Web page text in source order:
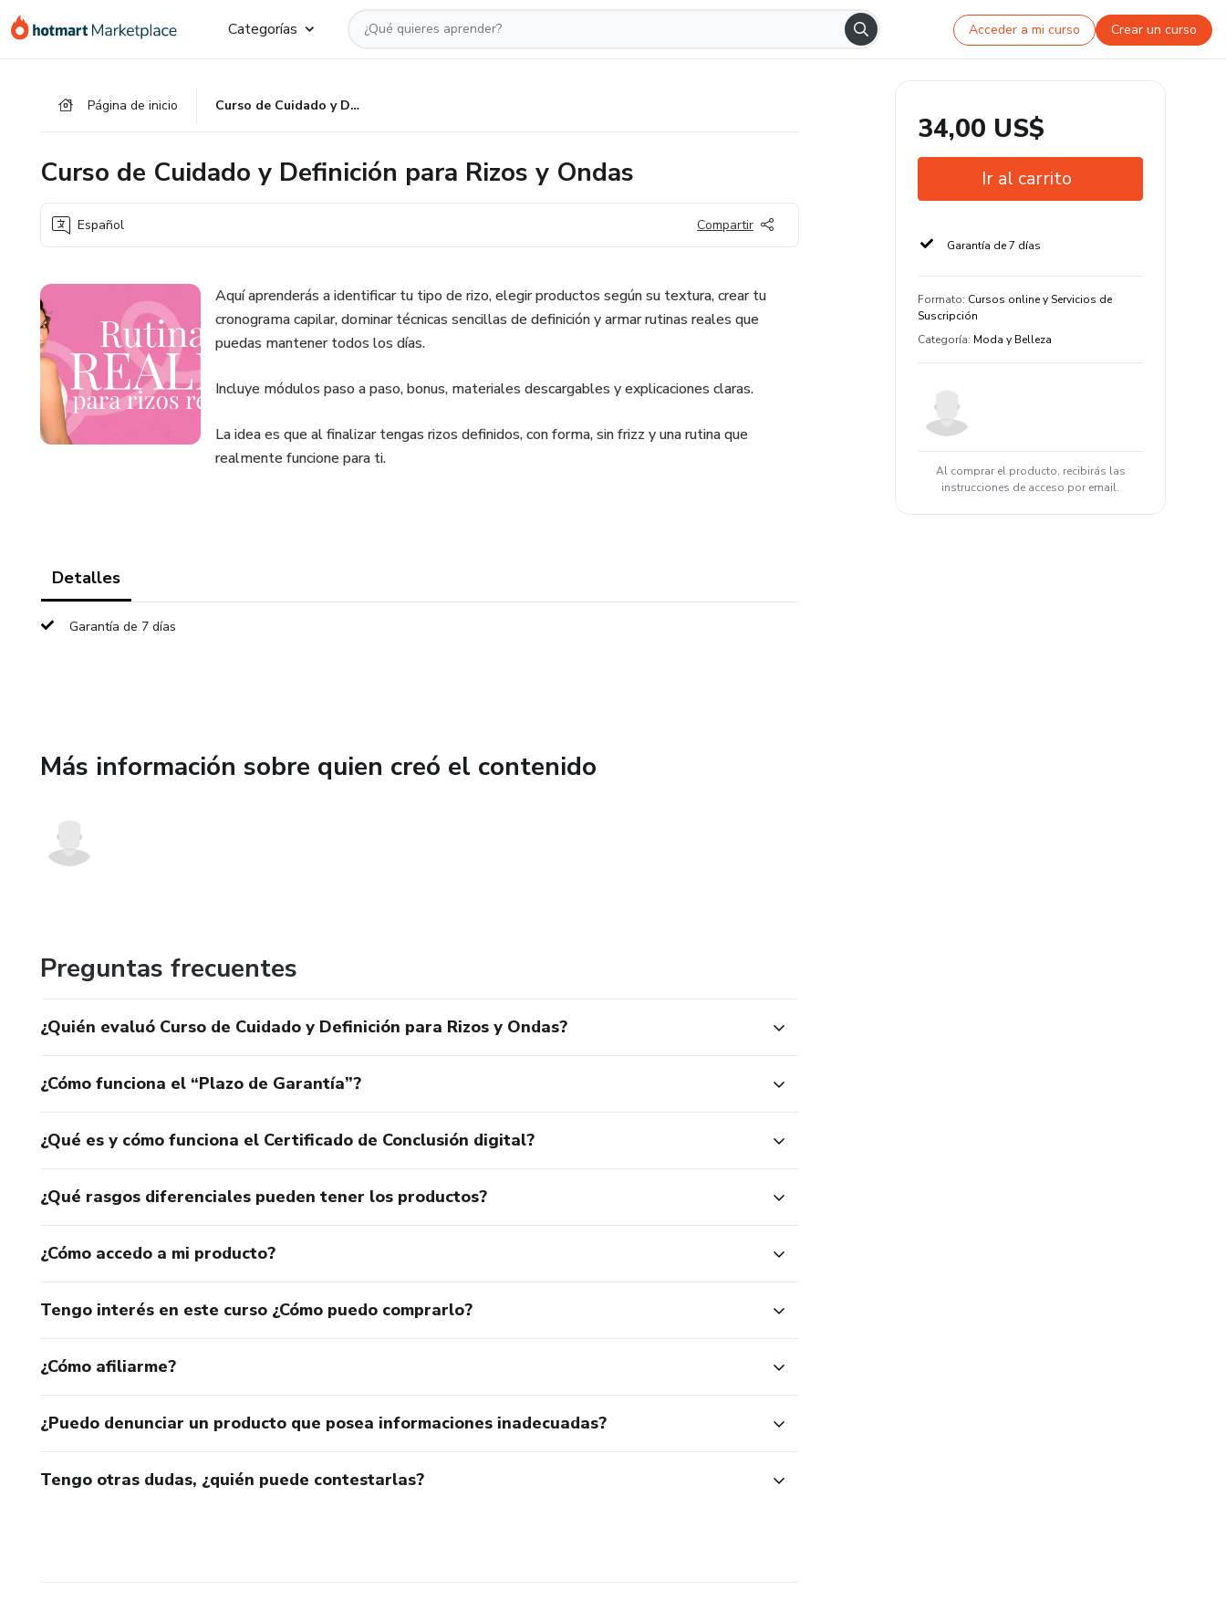
Categorías Acceder a mi curso Crear un curso
Página de inicio Curso de Cuidado y Definición para Rizos y Ondas
Curso de Cuidado y Definición para Rizos y Ondas
Español Compartir
Aquí aprenderás a identificar tu tipo de rizo, elegir productos según su textura, crear tu
cronograma capilar, dominar técnicas sencillas de definición y armar rutinas reales que
puedas mantener todos los días.
Incluye módulos paso a paso, bonus, materiales descargables y explicaciones claras.
La idea es que al finalizar tengas rizos definidos, con forma, sin frizz y una rutina que
realmente funcione para ti.
Detalles
Garantía de 7 días
Más información sobre quien creó el contenido
Preguntas frecuentes
¿Quién evaluó Curso de Cuidado y Definición para Rizos y Ondas?
¿Cómo funciona el “Plazo de Garantía”?
¿Qué es y cómo funciona el Certificado de Conclusión digital?
¿Qué rasgos diferenciales pueden tener los productos?
¿Cómo accedo a mi producto?
Tengo interés en este curso ¿Cómo puedo comprarlo?
¿Cómo afiliarme?
¿Puedo denunciar un producto que posea informaciones inadecuadas?
Tengo otras dudas, ¿quién puede contestarlas?
34,00 US$
Ir al carrito
Garantía de 7 días
Formato: Cursos online y Servicios de
Suscripción
Categoría: Moda y Belleza
Al comprar el producto, recibirás las
instrucciones de acceso por email.